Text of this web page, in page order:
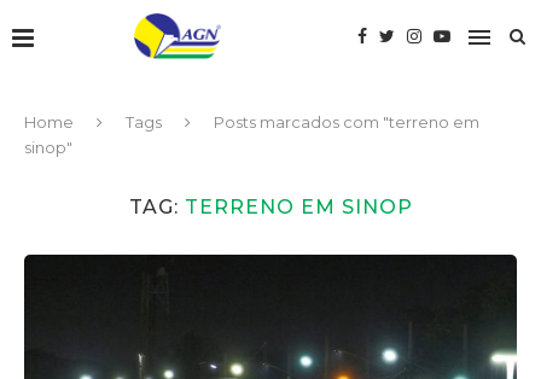
Home Tags
Posts marcados com "terreno em
sinop"
TAG: TERRENO EM SINOP